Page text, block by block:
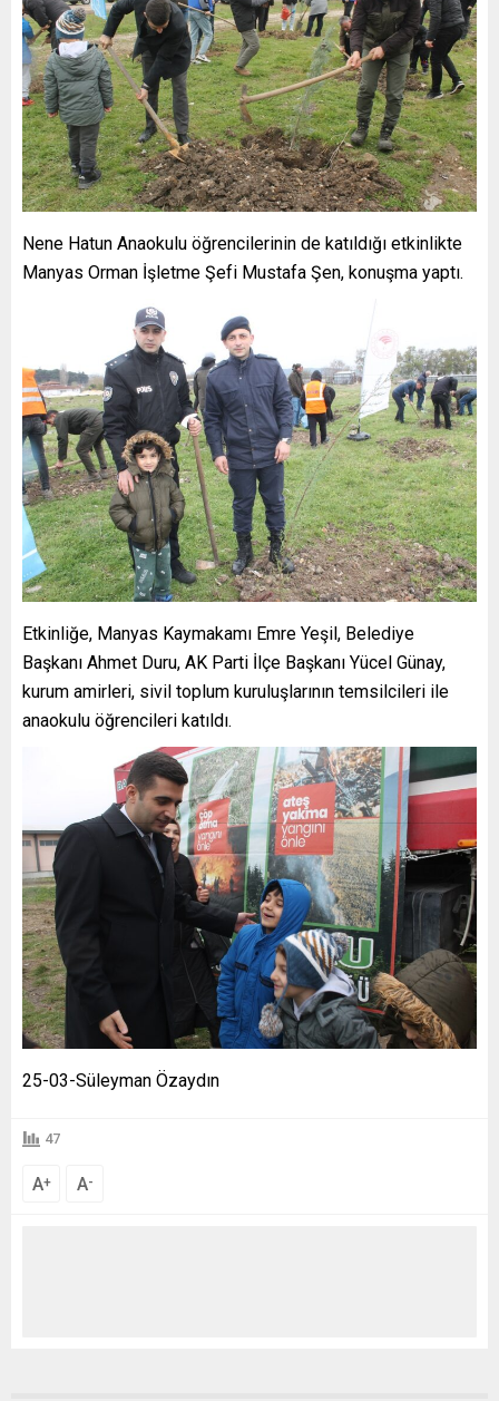
Nene Hatun Anaokulu öğrencilerinin de katıldığı etkinlikte
Manyas Orman İşletme Şefi Mustafa Şen, konuşma yaptı.
Etkinliğe, Manyas Kaymakamı Emre Yeşil, Belediye
Başkanı Ahmet Duru, AK Parti İlçe Başkanı Yücel Günay,
kurum amirleri, sivil toplum kuruluşlarının temsilcileri ile
anaokulu öğrencileri katıldı.
25-03-Süleyman Özaydın
47
A+ A-